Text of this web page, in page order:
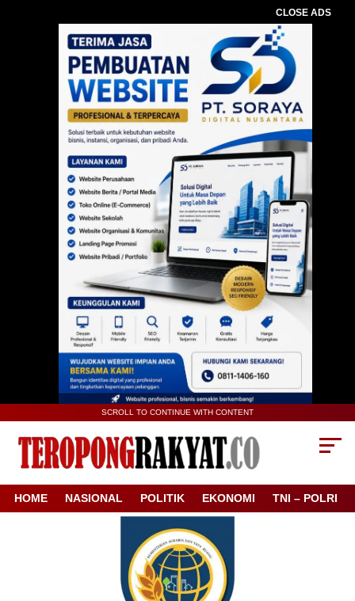
CLOSE ADS
SCROLL TO CONTINUE WITH CONTENT
HOME NASIONAL POLITIK EKONOMI TNI – POLRI